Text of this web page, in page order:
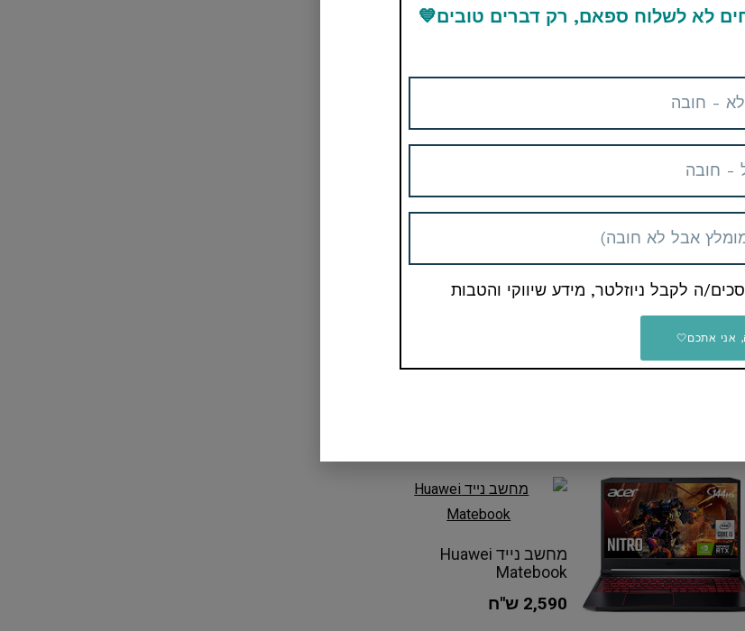
והמשפחה
Telegram
מחשב נייד Huawei
Matebook
2,590 ש"ח
לא לשלוח ספאם, רק דברים טובים💙
ה לקבל ניוזלטר, מידע שיווקי והטבות
אני אתכם🤍